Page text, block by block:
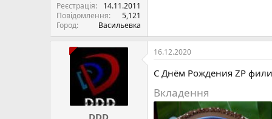
Реєстрація
14.11.2011
Повідомлення
5,121
Город
Васильевка
DDD
16.12.2020
С Днём Рождения ZP
Вкладення